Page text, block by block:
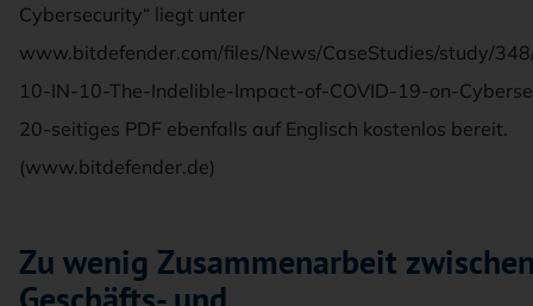
Cybersecurity“ liegt unter
www.bitdefender.com/files/News/CaseStudies/study/
10-IN-10-The-Indelible-Impact-of-COVID-19-on-
20-seitiges PDF ebenfalls auf Englisch kostenlos bereit.
(www.bitdefender.de)
Zu wenig Zusammenarbeit